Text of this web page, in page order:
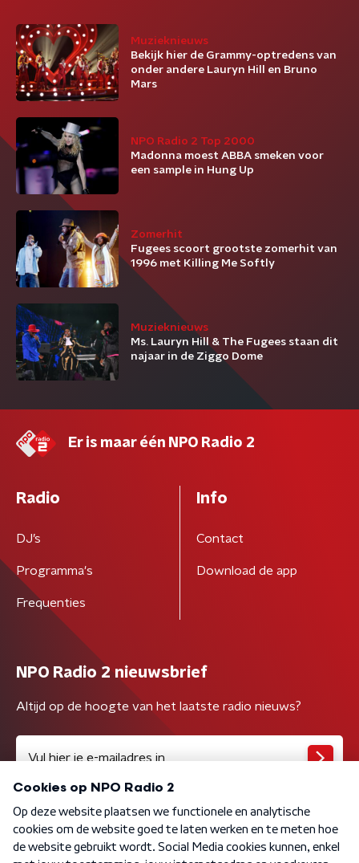
Muzieknieuws
Bekijk hier de Grammy-optredens van
onder andere Lauryn Hill en Bruno
Mars
NPO Radio 2 Top 2000
Madonna moest ABBA smeken voor
een sample in Hung Up
Zomerhit
Fugees scoort grootste zomerhit van
1996 met Killing Me Softly
Muzieknieuws
Ms. Lauryn Hill & The Fugees staan dit
najaar in de Ziggo Dome
Er is maar één NPO Radio 2
Radio
DJ’s
Programma's
Frequenties
Info
Contact
Download de app
NPO Radio 2 nieuwsbrief
Altijd op de hoogte van het laatste radio nieuws?
Algemene voorwaarden